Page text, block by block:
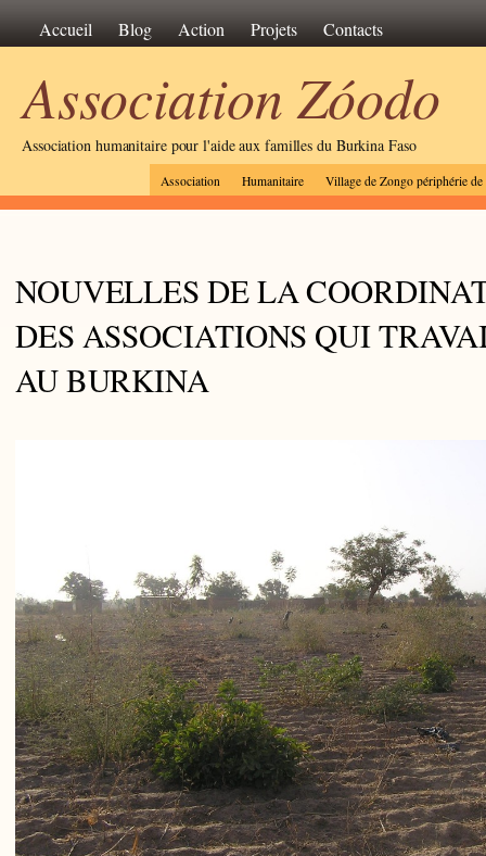
Accueil Blog Action Projets Contacts
Association Zóodo
Association humanitaire pour l'aide aux familles du Burkina Faso
Association Humanitaire Village de Zongo périphérie de
NOUVELLES DE LA
DES ASSOCIATIONS QUI
AU BURKINA